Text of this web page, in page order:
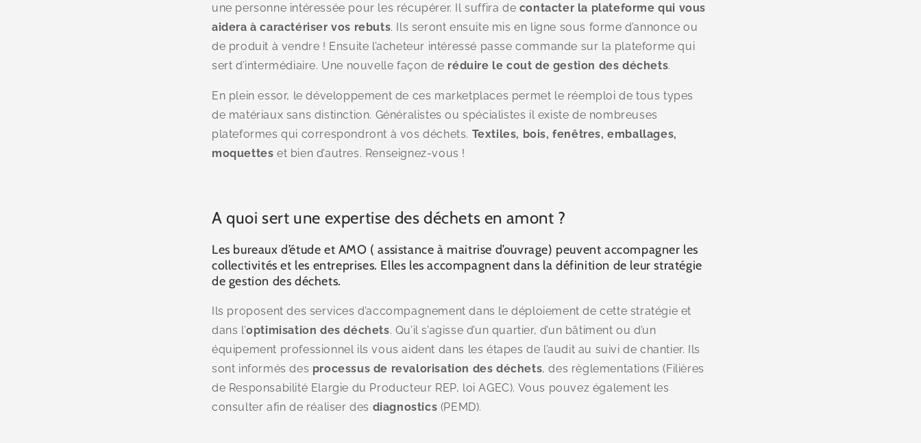
une personne intéressée pour les récupérer. Il suffira de contacter la plateforme qui vous
aidera à caractériser vos rebuts. Ils seront ensuite mis en ligne sous forme d’annonce ou
de produit à vendre ! Ensuite l’acheteur intéressé passe commande sur la plateforme qui
sert d’intermédiaire. Une nouvelle façon de réduire le cout de gestion des déchets.
En plein essor, le développement de ces marketplaces permet le réemploi de tous types
de matériaux sans distinction. Généralistes ou spécialistes il existe de nombreuses
plateformes qui correspondront à vos déchets. Textiles, bois, fenêtres, emballages,
moquettes et bien d’autres. Renseignez-vous !
A quoi sert une expertise des déchets en amont ?
Les bureaux d’étude et AMO ( assistance à maitrise d’ouvrage) peuvent accompagner les
collectivités et les entreprises. Elles les accompagnent dans la définition de leur stratégie
de gestion des déchets.
Ils proposent des services d’accompagnement dans le déploiement de cette stratégie et
dans l’optimisation des déchets. Qu’il s’agisse d’un quartier, d’un bâtiment ou d’un
équipement professionnel ils vous aident dans les étapes de l’audit au suivi de chantier. Ils
sont informés des processus de revalorisation des déchets, des règlementations (Filières
de Responsabilité Elargie du Producteur REP, loi AGEC). Vous pouvez également les
consulter afin de réaliser des diagnostics (PEMD).